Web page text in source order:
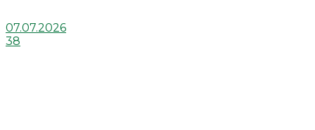
07.07.2026
38